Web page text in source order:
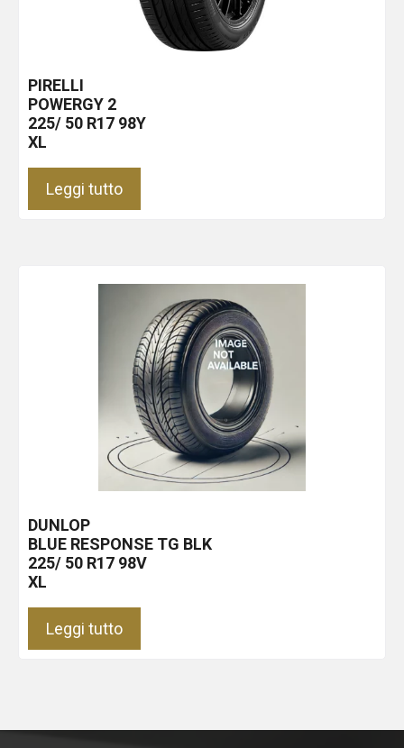
PIRELLI
POWERGY 2
225/ 50 R17 98Y
XL
Leggi tutto
DUNLOP
BLUE RESPONSE TG BLK
225/ 50 R17 98V
XL
Leggi tutto